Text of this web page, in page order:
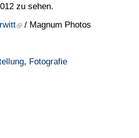
zu sehen.
/ Magnum Photos
, Fotografie